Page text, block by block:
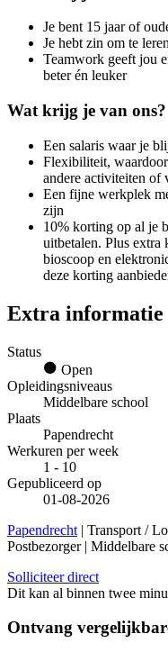
Je bent 15 jaar of
Je hebt zin om te
Teamwork geeft jou
beter én leuker
Wat krijg je van ons?
Een salaris waar je
Flexibiliteit,
andere activiteiten of
Een fijne werkplek
zijn
10% korting op al je
uitbetalen. Plus extra
bioscoop en
deze korting
Extra informatie
Status
Open
Opleidingsniveaus
Middelbare school
Plaats
Papendrecht
Werkuren per week
1 - 10
Gepubliceerd op
01-08-2026
Papendrecht | Transport /
Postbezorger | Middelbare
Solliciteer direct
Dit kan al binnen twee
Ontvang